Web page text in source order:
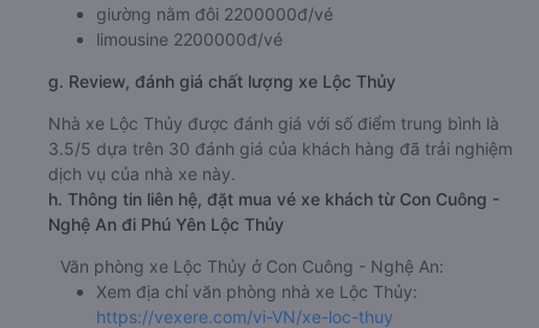
giường nằm đôi 2200000đ/vé
limousine 2200000đ/vé
g. Review, đánh giá chất lượng xe Lộc Thủy
Nhà xe Lộc Thủy được đánh giá với số điểm trung bình là
3.5/5 dựa trên 30 đánh giá của khách hàng đã trải nghiệm
dịch vụ của nhà xe này.
h. Thông tin liên hệ, đặt mua vé xe khách từ Con Cuông -
Nghệ An đi Phú Yên Lộc Thủy
Văn phòng xe Lộc Thủy ở Con Cuông - Nghệ An:
Xem địa chỉ văn phòng nhà xe Lộc Thủy:
https://vexere.com/vi-VN/xe-loc-thuy